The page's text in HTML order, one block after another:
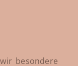
besondere